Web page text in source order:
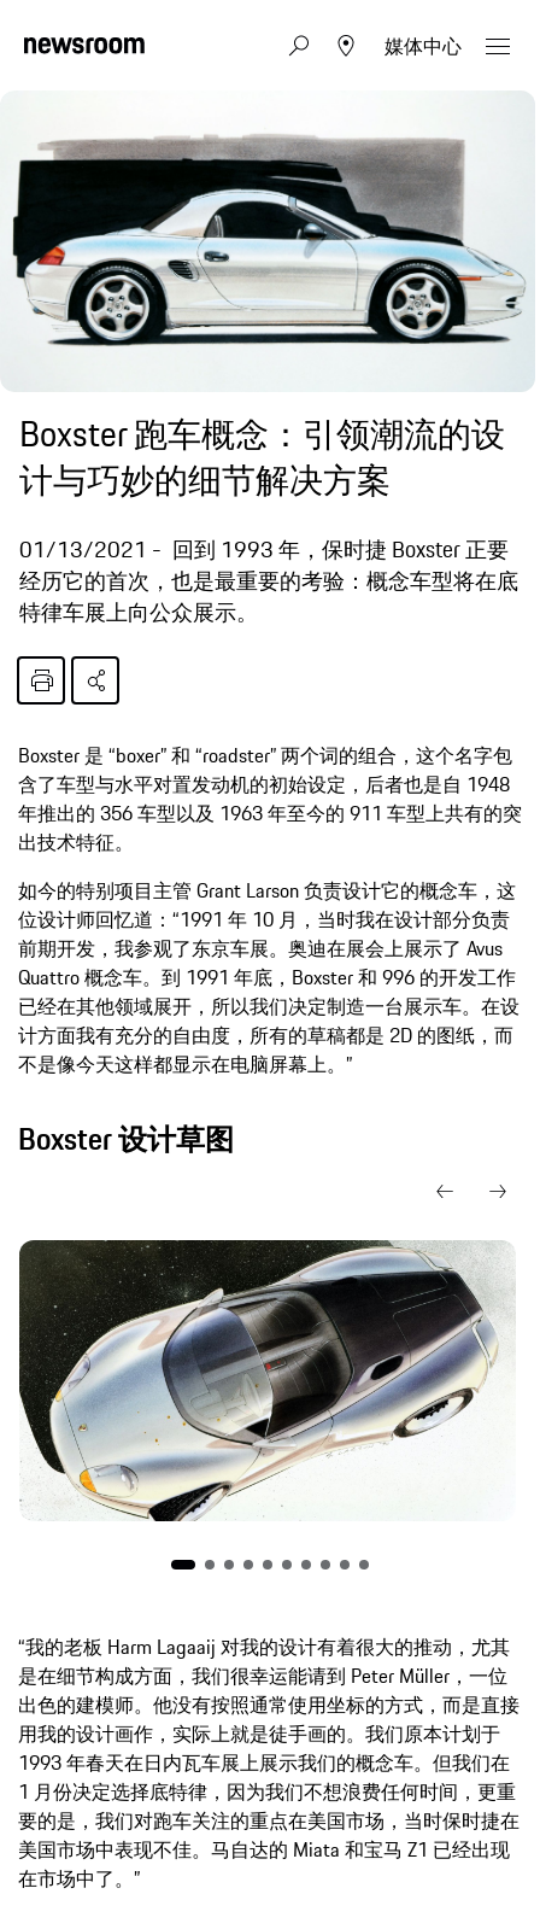
媒体中心
Boxster 跑车概念：引领潮流的设
计与巧妙的细节解决方案
01/13/2021
回到 1993 年，保时捷 Boxster 正要
经历它的首次，也是最重要的考验：概念车型将在底
特律车展上向公众展示。
Boxster 是 “boxer” 和 “roadster” 两个词的组合，这个名字包
含了车型与水平对置发动机的初始设定，后者也是自 1948
年推出的 356 车型以及 1963 年至今的 911 车型上共有的突
出技术特征。
如今的特别项目主管 Grant Larson 负责设计它的概念车，这
位设计师回忆道：“1991 年 10 月，当时我在设计部分负责
前期开发，我参观了东京车展。奥迪在展会上展示了 Avus
Quattro 概念车。到 1991 年底，Boxster 和 996 的开发工作
已经在其他领域展开，所以我们决定制造一台展示车。在设
计方面我有充分的自由度，所有的草稿都是 2D 的图纸，而
不是像今天这样都显示在电脑屏幕上。”
Boxster 设计草图
“我的老板 Harm Lagaaij 对我的设计有着很大的推动，尤其
是在细节构成方面，我们很幸运能请到 Peter Müller，一位
出色的建模师。他没有按照通常使用坐标的方式，而是直接
用我的设计画作，实际上就是徒手画的。我们原本计划于
1993 年春天在日内瓦车展上展示我们的概念车。但我们在
1 月份决定选择底特律，因为我们不想浪费任何时间，更重
要的是，我们对跑车关注的重点在美国市场，当时保时捷在
美国市场中表现不佳。马自达的 Miata 和宝马 Z1 已经出现
在市场中了。”